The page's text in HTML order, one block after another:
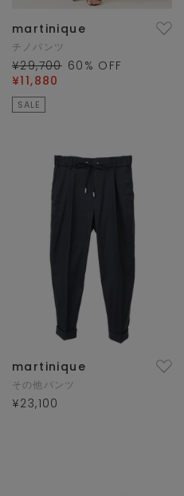
martinique
チノパンツ
¥29,700 60 % OFF
¥11,880
SALE
martinique
その他パンツ
¥23,100